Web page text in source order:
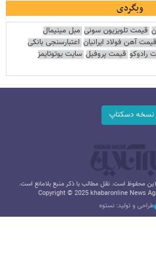
وبگردی
قیمت تلویزیون سونی مبل مینیمال
قیمت آهن فولاد ایرانیان اعتبارسنجی بانکی
رادوکو قیمت پروفیل سایت یوتوتایمز
نسخه دسکتاپ
محفوظ است. نقل مطالب با ذکر منبع بلامانع است.
Copyright © 2025 khabaronline News
طراحی و تولید: نستوه